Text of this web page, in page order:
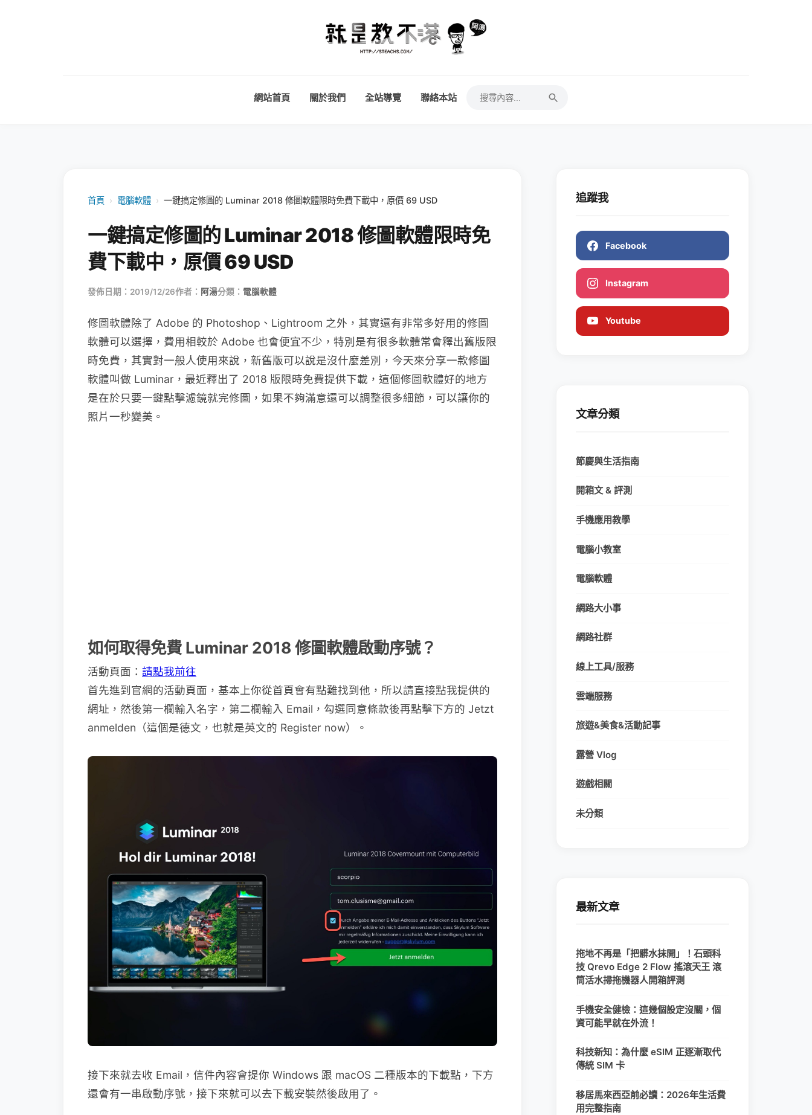
網站首頁 關於我們 全站導覽 聯絡本站
首頁 › 電腦軟體 › 一鍵搞定修圖的 Luminar 2018 修圖軟體限時免費下載中，原價 69 USD
一鍵搞定修圖的 Luminar 2018 修圖軟體限時免
費下載中，原價 69 USD
發佈日期：2019/12/26作者： 阿湯分類： 電腦軟體
修圖軟體除了 Adobe 的 Photoshop、Lightroom 之外，其實還有非常多好用的修圖
軟體可以選擇，費用相較於 Adobe 也會便宜不少，特別是有很多軟體常會釋出舊版限
時免費，其實對一般人使用來說，新舊版可以說是沒什麼差別，今天來分享一款修圖
軟體叫做 Luminar，最近釋出了 2018 版限時免費提供下載，這個修圖軟體好的地方
是在於只要一鍵點擊濾鏡就完修圖，如果不夠滿意還可以調整很多細節，可以讓你的
照片一秒變美。
如何取得免費 Luminar 2018 修圖軟體啟動序號？
活動頁面： 請點我前往
首先進到官網的活動頁面，基本上你從首頁會有點難找到他，所以請直接點我提供的
網址，然後第一欄輸入名字，第二欄輸入 Email，勾選同意條款後再點擊下方的 Jetzt
anmelden（這個是德文，也就是英文的 Register now）。
接下來就去收 Email，信件內容會提你 Windows 跟 macOS 二種版本的下載點，下方
還會有一串啟動序號，接下來就可以去下載安裝然後啟用了。
追蹤我
Facebook
Instagram
Youtube
文章分類
節慶與生活指南
開箱文 & 評測
手機應用教學
電腦小教室
電腦軟體
網路大小事
網路社群
線上工具/服務
雲端服務
旅遊&美食&活動記事
露營 Vlog
遊戲相關
未分類
最新文章
拖地不再是「把髒水抹開」！石頭科
技 Qrevo Edge 2 Flow 搖滾天王 滾
筒活水掃拖機器人開箱評測
手機安全健檢：這幾個設定沒關，個
資可能早就在外流！
科技新知：為什麼 eSIM 正逐漸取代
傳統 SIM 卡
移居馬來西亞前必讀：2026年生活費
用完整指南